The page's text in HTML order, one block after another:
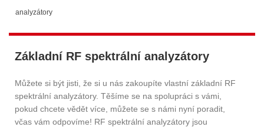
analyzátory
Základní RF spektrální analyzátory
Můžete si být jisti, že si u nás zakoupíte vlastní základní RF
spektrální analyzátory. Těšíme se na spolupráci s vámi,
pokud chcete vědět více, můžete se s námi nyní poradit,
včas vám odpovíme! RF spektrální analyzátory jsou